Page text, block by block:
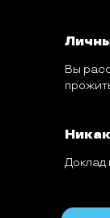
Вы
Доклад